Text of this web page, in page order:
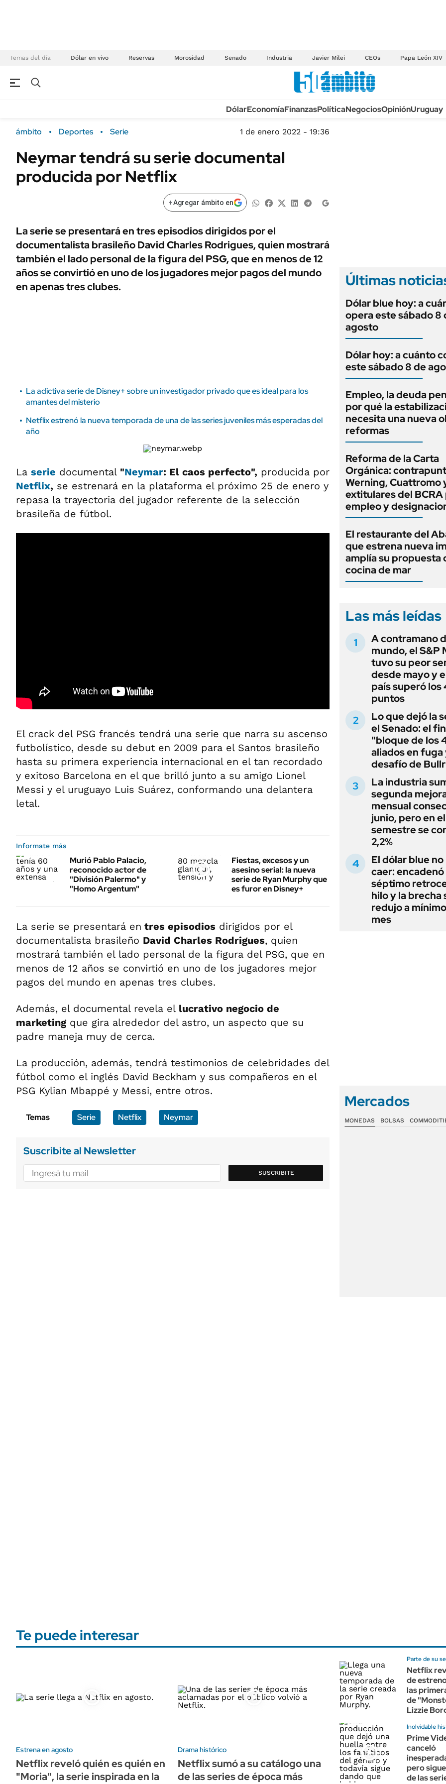
Temas del día Dólar en vivo Reservas Morosidad Senado Industria Javier Milei CEOs Papa León XIV
Campo
FINANZAS
ÁMBITO DEBATE
MEDIAKIT AMBITO DEBATE
Sustentabilidad
Seguros
POLÍTICA
Municipios
URUGUAY
TECNOLOGÍA
MÉXICO
MUNDO
LIFESTYLE
AUTOS
DólarEconomíaFinanzasPolíticaNegociosOpiniónUruguay
ámbito Deportes Serie 1 de enero 2022 - 19:36
Neymar tendrá su serie documental
producida por Netflix
+Agregar ámbito en
La serie se presentará en tres episodios dirigidos por el
documentalista brasileño David Charles Rodrigues, quien mostrará
también el lado personal de la figura del PSG, que en menos de 12
años se convirtió en uno de los jugadores mejor pagos del mundo
en apenas tres clubes.
La adictiva serie de Disney+ sobre un investigador privado que es ideal para los
amantes del misterio
Netflix estrenó la nueva temporada de una de las series juveniles más esperadas del
año
La serie documental "Neymar: El caos perfecto", producida por
Netflix, se estrenará en la plataforma el próximo 25 de enero y
repasa la trayectoria del jugador referente de la selección
brasileña de fútbol.
El crack del PSG francés tendrá una serie que narra su ascenso
futbolístico, desde su debut en 2009 para el Santos brasileño
hasta su primera experiencia internacional en el tan recordado
y exitoso Barcelona en el que brilló junto a su amigo Lionel
Messi y el uruguayo Luis Suárez, conformando una delantera
letal.
Informate más
Murió Pablo Palacio,
reconocido actor de
"División Palermo" y
"Homo Argentum"
Fiestas, excesos y un
asesino serial: la nueva
serie de Ryan Murphy que
es furor en Disney+
La serie se presentará en tres episodios dirigidos por el
documentalista brasileño David Charles Rodrigues, quien
mostrará también el lado personal de la figura del PSG, que en
menos de 12 años se convirtió en uno de los jugadores mejor
pagos del mundo en apenas tres clubes.
Además, el documental revela el lucrativo negocio de
marketing que gira alrededor del astro, un aspecto que su
padre maneja muy de cerca.
La producción, además, tendrá testimonios de celebridades del
fútbol como el inglés David Beckham y sus compañeros en el
PSG Kylian Mbappé y Messi, entre otros.
Temas Serie Netflix Neymar
Suscribite al Newsletter
SUSCRIBITE
Últimas
Dólar blue hoy: a
opera este sábado 8
agosto
Dólar hoy: a cuánto
este sábado 8 de
Empleo, la deuda
por qué la
necesita una nueva
reformas
Reforma de la Carta
Orgánica:
Werning, Cuattromo
extitulares del BCRA
empleo y
El restaurante del
que estrena nueva
amplía su propuesta
cocina de mar
Las más leídas
A contramano
mundo, el S&P
tuvo su peor
desde mayo y
país superó los
puntos
Lo que dejó la
el Senado: el
"bloque de los
aliados en fuga
desafío de
La industria
segunda
mensual
junio, pero en
semestre se
2,2%
El dólar blue
caer: encadenó
séptimo
hilo y la brecha
redujo a
mes
Mercados
MONEDAS BOLSAS
Te puede interesar
Estrena en agosto
Netflix reveló quién es quién en
"Moria", la serie inspirada en la
Drama histórico
Netflix sumó a su catálogo una
de las series de época más
Parte de su
Netflix
de
las
de
Lizzie
Inolvidable
Prime
canceló
pero
de las